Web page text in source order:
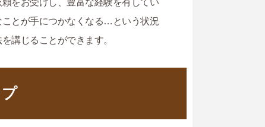
をお受けし、豊富な経験を有してい
とが手につかなくなる…という状況
講じることができます。